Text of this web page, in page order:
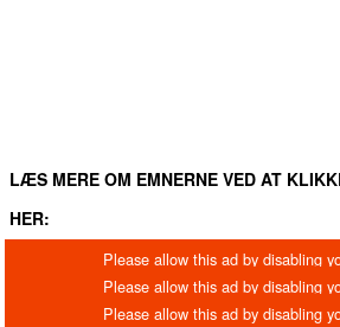
LÆS MERE OM EMNERNE VED AT
HER: